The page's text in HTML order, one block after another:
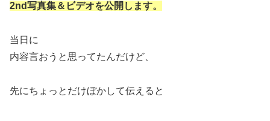
2nd写真集＆ビデオを公開します。
当日に
内容言おうと思ってたんだけど、
先にちょっとだけぼかして伝えると